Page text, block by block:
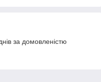
за домовленістю